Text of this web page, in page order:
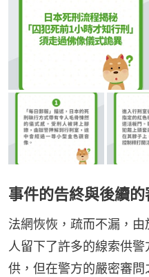
事件的告終與後續的
法網恢恢，疏而不漏，
人留下了許多的線索供
供，但在警方的嚴密審